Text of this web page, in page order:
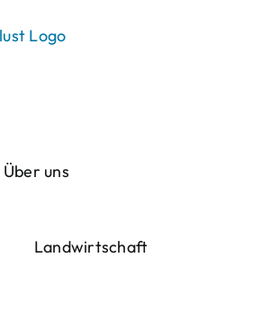
Über uns
Landwirtschaft